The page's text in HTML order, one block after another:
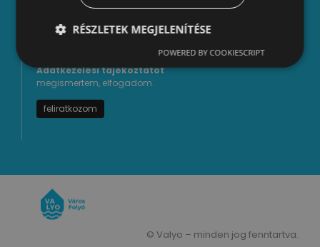
kezeléséhez hozzájárulok, az
Adatkezelési tájékoztatót
megismertem, elfogadom.
© Valyo – minden jog fenntartva.
RÉSZLETEK MEGJELENÍTÉSE
POWERED BY COOKIESCRIPT